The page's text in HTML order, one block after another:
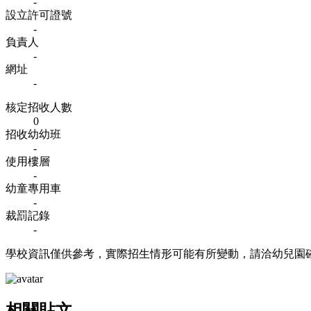
設立許可證號
-
負責人
-
網址
-
核定招收人數
0
招收幼幼班
-
使用樓層
-
幼童專用車
-
裁罰記錄
-
學校資訊僅供參考，實際招生情形可能有所變動，請洽幼兒園